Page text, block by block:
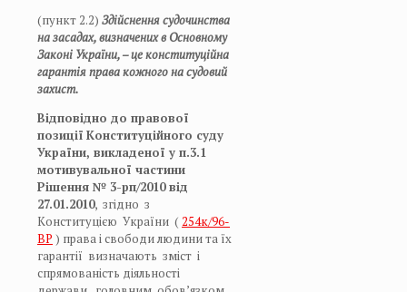
(пункт 2.2) Здійснення судочинства
на засадах, визначених в Основному
Законі України, – це конституційна
гарантія права кожного на судовий
захист.
Відповідно до правової
позиції Конституційного суду
України, викладеної у п.3.1
мотивувальної частини
Рішення № 3-рп/2010 від
27.01.2010, згідно з
Конституцією України ( 254к/96-
ВР ) права і свободи людини та їх
гарантії визначають зміст і
спрямованість діяльності